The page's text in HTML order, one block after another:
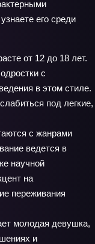
его среди
от 12 до 18 лет.
с
в этом стиле.
под легкие,
с жанрами
ведется в
научной
на
переживания
молодая девушка,
и